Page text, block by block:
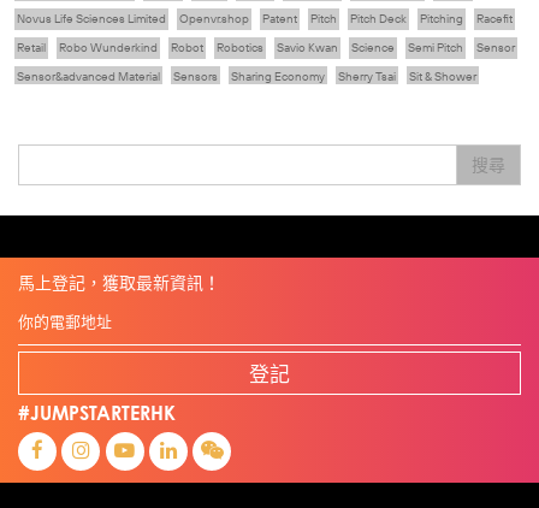
Novus Life Sciences Limited
Openvr.shop Patent Pitch Pitch Deck Pitching
Racefit
Retail
Robo Wunderkind Robot Robotics Savio Kwan Science Semi Pitch
Sensor
Sensor&advanced Material
Sensors Sharing Economy Sherry Tsai
Sit & Shower
搜尋
馬上登記，獲取最新資訊！
登記
#JUMPSTARTERHK